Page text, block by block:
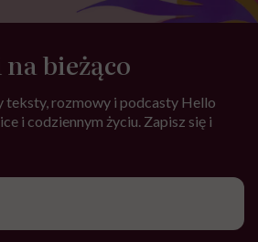
bieżąco
teksty, rozmowy i podcasty Hello
i codziennym życiu. Zapisz się i